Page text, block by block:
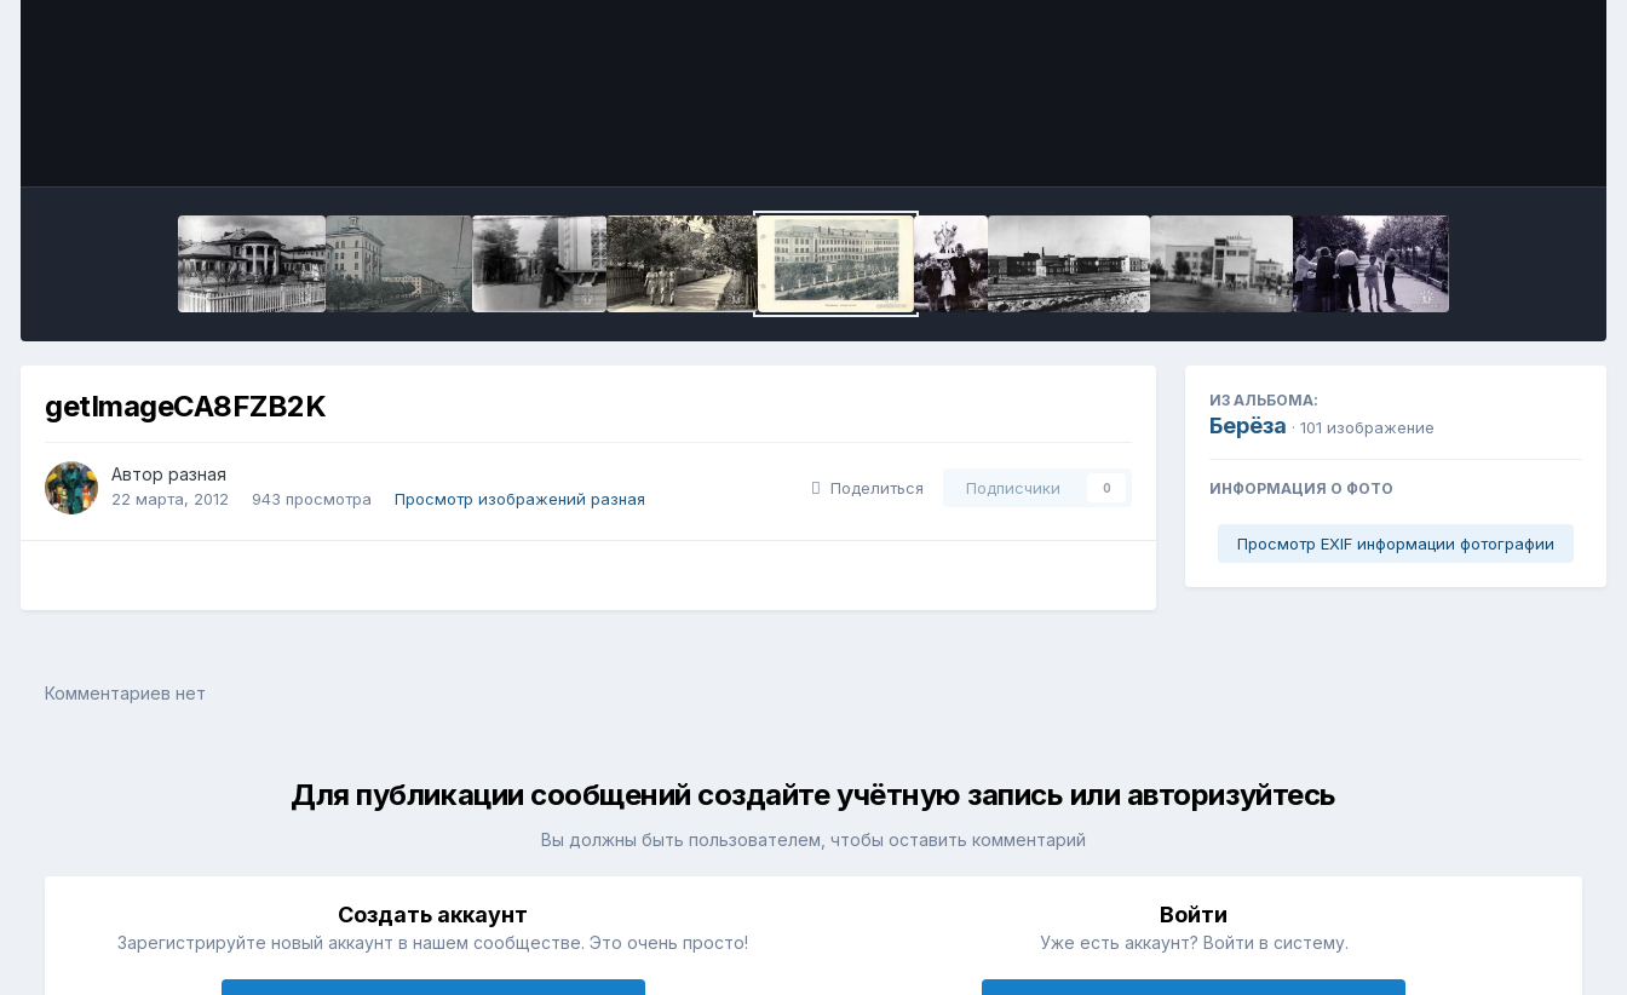
getImageCA8FZB2K
Автор разная
22 марта, 2012 943 просмотра Просмотр изображений разная
Поделиться Подписчики 0
ИЗ АЛЬБОМА:
Берёза · 101 изображение
ИНФОРМАЦИЯ О ФОТО
Просмотр EXIF информации фотографии
Комментариев нет
Для публикации сообщений создайте учётную запись или авторизуйтесь
Вы должны быть пользователем, чтобы оставить комментарий
Создать аккаунт
Зарегистрируйте новый аккаунт в нашем сообществе. Это очень просто!
Войти
Уже есть аккаунт? Войти в систему.